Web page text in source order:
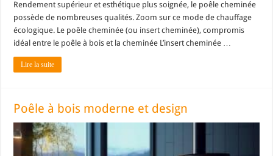
Rendement supérieur et esthétique plus soignée, le poêle cheminée
possède de nombreuses qualités. Zoom sur ce mode de chauffage
écologique. Le poêle cheminée (ou insert cheminée), compromis
idéal entre le poêle à bois et la cheminée L’insert cheminée …
Lire la suite
Poêle à bois moderne et design